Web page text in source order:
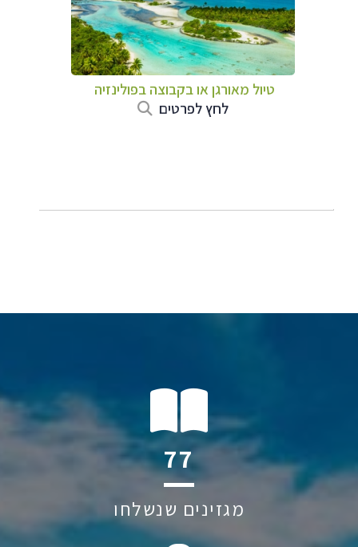
טיול מאורגן או בקבוצה בפולינזיה
לחץ לפרטים
105
מגזינים שנשלחו